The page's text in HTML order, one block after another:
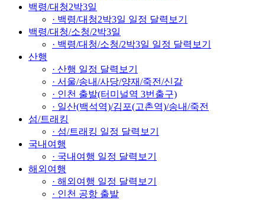
백령/대청2박3일
· 백령/대청2박3일 일정 달력보기
백령/대청/소청/2박3일
· 백령/대청/소청/2박3일 일정 달력보기
산행
· 산행 일정 달력보기
· 서울/송내/사당/양재/죽전/신갈
· 인천 출발(터미널역 3번출구)
· 일산(백석역)/김포(고촌역)/송내/죽전
섬/트래킹
· 섬/트래킹 일정 달력보기
국내여행
· 국내여행 일정 달력보기
해외여행
· 해외여행 일정 달력보기
· 인천 공항 출발